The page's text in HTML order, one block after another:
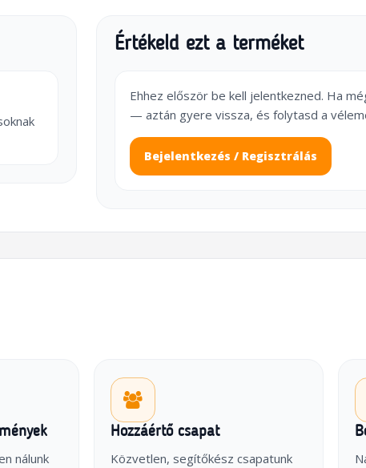
Értékeld ezt a terméket
Ehhez először be kell jelentkezned. Ha
— aztán gyere vissza, és folytasd a
Bejelentkezés / Regisztrálás
nálunk
Hozzáértő csapat
Közvetlen, segítőkész csapatunk